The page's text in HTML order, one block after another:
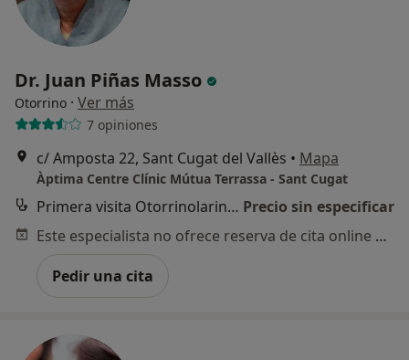
Dr. Juan Piñas Masso
Otorrino · Ver más
7 opiniones
c/ Amposta 22, Sant Cugat del Vallès • Mapa
Àptima Centre Clínic Mútua Terrassa - Sant Cugat
Primera visita Otorrinolaringología Precio sin especificar
Este especialista no ofrece reserva de cita online en esta dirección.
Pedir una cita